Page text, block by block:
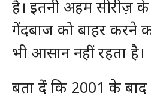
है। इतनी अहम सीरीज़
गेंदबाज को बाहर करने
भी आसान नहीं रहता है।
बता दें कि 2001 के बाद